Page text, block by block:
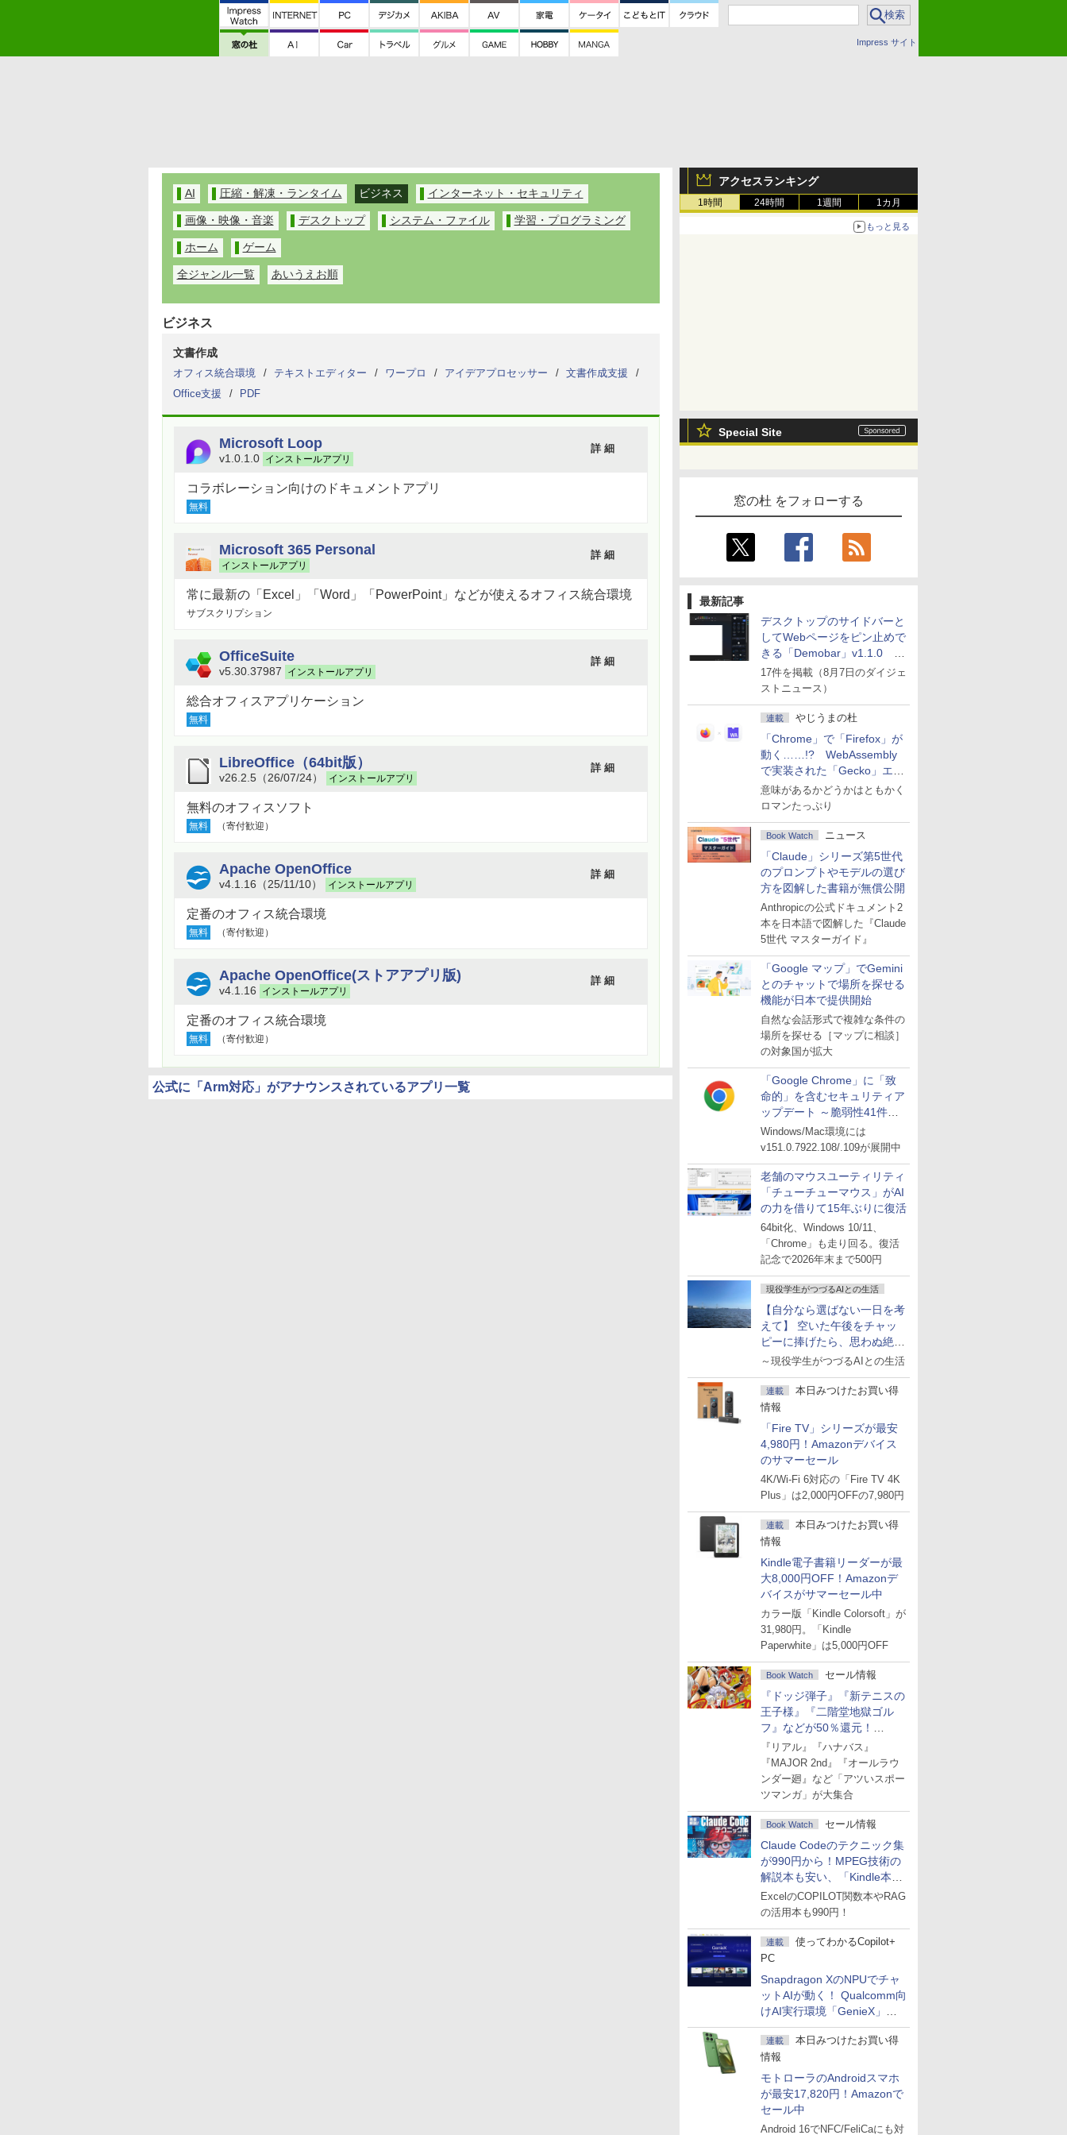
Impress サイト
アクセスランキング
1時間 24時間 1週間 1カ月
もっと見る
Special Site
窓の杜 をフォローする
最新記事
デスクトップのサイドバーと
してWebページをピン止めで
きる「Demobar」v1.1.0 ほ
か
17件を掲載（8月7日のダイジェ
ストニュース）
連載 やじうまの杜
「Chrome」で「Firefox」が
動く……!? WebAssembly
で実装された「Gecko」エン
ジン
意味があるかどうかはともかく
ロマンたっぷり
Book Watch ニュース
「Claude」シリーズ第5世代
のプロンプトやモデルの選び
方を図解した書籍が無償公開
Anthropicの公式ドキュメント2
本を日本語で図解した『Claude
5世代 マスターガイド』
「Google マップ」でGemini
とのチャットで場所を探せる
機能が日本で提供開始
自然な会話形式で複雑な条件の
場所を探せる［マップに相談］
の対象国が拡大
「Google Chrome」に「致
命的」を含むセキュリティア
ップデート ～脆弱性41件に
対処
Windows/Mac環境には
v151.0.7922.108/.109が展開中
老舗のマウスユーティリティ
「チューチューマウス」がAI
の力を借りて15年ぶりに復活
64bit化、Windows 10/11、
「Chrome」も走り回る。復活
記念で2026年末まで500円
現役学生がつづるAIとの生活
【自分なら選ばない一日を考
えて】 空いた午後をチャッ
ピーに捧げたら、思わぬ絶景
に出会った話
～現役学生がつづるAIとの生活
連載
本日みつけたお買い得
情報
「Fire TV」シリーズが最安
4,980円！Amazonデバイス
のサマーセール
4K/Wi-Fi 6対応の「Fire TV 4K
Plus」は2,000円OFFの7,980円
連載
本日みつけたお買い得
情報
Kindle電子書籍リーダーが最
大8,000円OFF！Amazonデ
バイスがサマーセール中
カラー版「Kindle Colorsoft」が
31,980円。「Kindle
Paperwhite」は5,000円OFF
Book Watch セール情報
『ドッジ弾子』『新テニスの
王子様』『二階堂地獄ゴル
フ』などが50％還元！
Amazonマンガ週末セール
『リアル』『ハナバス』
『MAJOR 2nd』『オールラウ
ンダー廻』など「アツいスポー
ツマンガ」が大集合
Book Watch セール情報
Claude Codeのテクニック集
が990円から！MPEG技術の
解説本も安い、「Kindle本サ
マーセール」第2弾開始！
ExcelのCOPILOT関数本やRAG
の活用本も990円！
連載
使ってわかるCopilot+
PC
Snapdragon XのNPUでチャ
ットAIが動く！ Qualcomm向
けAI実行環境「GenieX」を
試してみた
連載
本日みつけたお買い得
情報
モトローラのAndroidスマホ
が最安17,820円！Amazonで
セール中
Android 16でNFC/FeliCaにも対
AI 圧縮・解凍・ランタイム ビジネス インターネット・セキュリティ
画像・映像・音楽 デスクトップ システム・ファイル 学習・プログラミング
ホーム ゲーム
全ジャンル一覧 あいうえお順
ビジネス
文書作成
オフィス統合環境
テキストエディター ワープロ アイデアプロセッサー
文書作成支援
Office支援
PDF
Microsoft Loop
v1.0.1.0 インストールアプリ
詳 細
コラボレーション向けのドキュメントアプリ
無料
Microsoft 365 Personal
インストールアプリ
詳 細
常に最新の「Excel」「Word」「PowerPoint」などが使えるオフィス統合環境
サブスクリプション
OfficeSuite
v5.30.37987 インストールアプリ
詳 細
総合オフィスアプリケーション
無料
LibreOffice（64bit版）
v26.2.5（26/07/24） インストールアプリ
詳 細
無料のオフィスソフト
無料 （寄付歓迎）
Apache OpenOffice
v4.1.16（25/11/10） インストールアプリ
詳 細
定番のオフィス統合環境
無料 （寄付歓迎）
Apache OpenOffice(ストアアプリ版)
v4.1.16 インストールアプリ
詳 細
定番のオフィス統合環境
無料 （寄付歓迎）
公式に「Arm対応」がアナウンスされているアプリ一覧